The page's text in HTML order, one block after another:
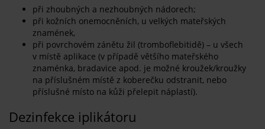
při zhoubných a nezhoubných nádorech;
při kožních onemocněních, u velkých mateřských
znamének,
při povrchovém zánětu žil (tromboflebitidě) – u všech
v místě aplikace (v případě většího mateřského
znaménka, bradavice apod. je možné kroužek/kroužky
na příslušném místě z koberečku odstranit, nebo
příslušné místo na kůži přelepit náplastí).
Dezinfekce iplikátoru